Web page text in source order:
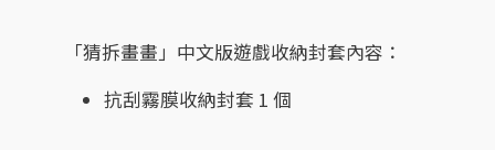
「猜拆畫畫」中文版遊戲收納封套內容：
抗刮霧膜收納封套 1 個